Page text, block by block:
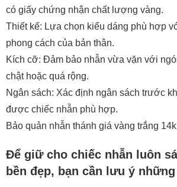
có giấy chứng nhận chất lượng vàng.
Thiết kế: Lựa chọn kiểu dáng phù hợp
phong cách của bản thân.
Kích cỡ: Đảm bảo nhẫn vừa vặn với
chật hoặc quá rộng.
Ngân sách: Xác định ngân sách trước
được chiếc nhẫn phù hợp.
Bảo quản nhẫn thánh giá vàng trắng 14k
Để giữ cho chiếc nhẫn luôn
bền đẹp, bạn cần lưu ý